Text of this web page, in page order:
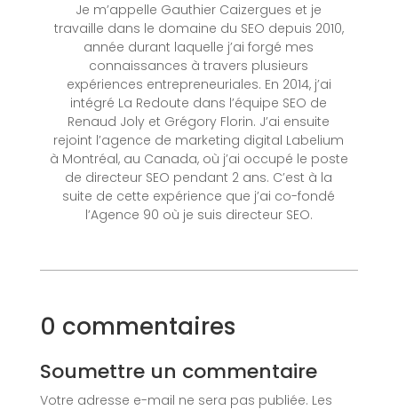
Je m’appelle Gauthier Caizergues et je
travaille dans le domaine du SEO depuis 2010,
année durant laquelle j’ai forgé mes
connaissances à travers plusieurs
expériences entrepreneuriales. En 2014, j’ai
intégré La Redoute dans l’équipe SEO de
Renaud Joly et Grégory Florin. J’ai ensuite
rejoint l’agence de marketing digital Labelium
à Montréal, au Canada, où j’ai occupé le poste
de directeur SEO pendant 2 ans. C’est à la
suite de cette expérience que j’ai co-fondé
l’Agence 90 où je suis directeur SEO.
0 commentaires
Soumettre un commentaire
Votre adresse e-mail ne sera pas publiée. Les